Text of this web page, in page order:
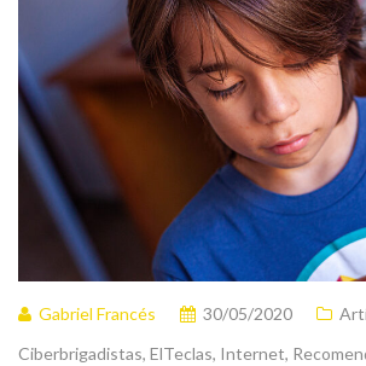
Gabriel Francés 30/05/2020
Ciberbrigadistas, ElTeclas, Internet,